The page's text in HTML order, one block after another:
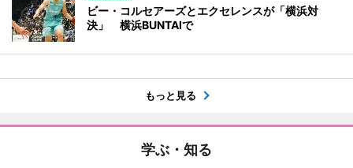
ビー・コルセアーズとエクセレンスが「横浜対
決」 横浜BUNTAIで
もっと見る
学ぶ・知る